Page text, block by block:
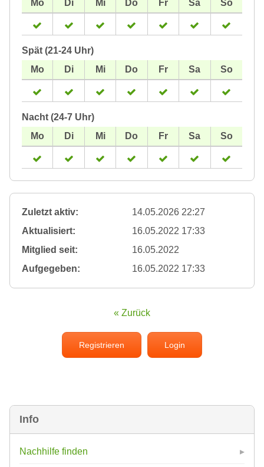
Info
Nachhilfe finden
Spät (21-24 Uhr)
Nacht (24-7 Uhr)
Zuletzt aktiv:
14.05.2026 22:27
Aktualisiert:
16.05.2022 17:33
Mitglied seit:
16.05.2022
Aufgegeben:
16.05.2022 17:33
« Zurück
Registrieren Login